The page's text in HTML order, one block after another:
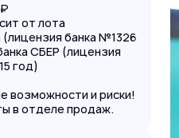
от лота
банка №1326
СБЕР (лицензия
год)
возможности и риски!
в отделе продаж.